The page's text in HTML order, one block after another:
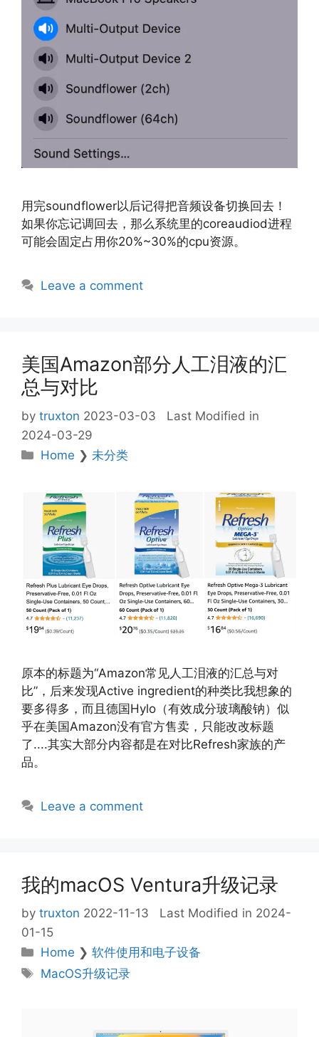
用完soundflower以后记得把音频设备切换回去！
如果你忘记调回去，那么系统里的coreaudiod进程
可能会固定占用你20%~30%的cpu资源。
Leave a comment
美国Amazon部分人工泪液的汇
总与对比
by truxton 2023-03-03
Last Modified in
2024-03-29
Categories
Home ❯ 未分类
原本的标题为“Amazon常见人工泪液的汇总与对
比”，后来发现Active ingredient的种类比我想象的
要多得多，而且德国Hylo（有效成分玻璃酸钠）似
乎在美国Amazon没有官方售卖，只能改改标题
了....其实大部分内容都是在对比Refresh家族的产
品。
Leave a comment
我的macOS Ventura升级记录
by truxton 2022-11-13
Last Modified in 2024-
01-15
Categories
Home ❯软件使用和电子设备
Tags
MacOS升级记录